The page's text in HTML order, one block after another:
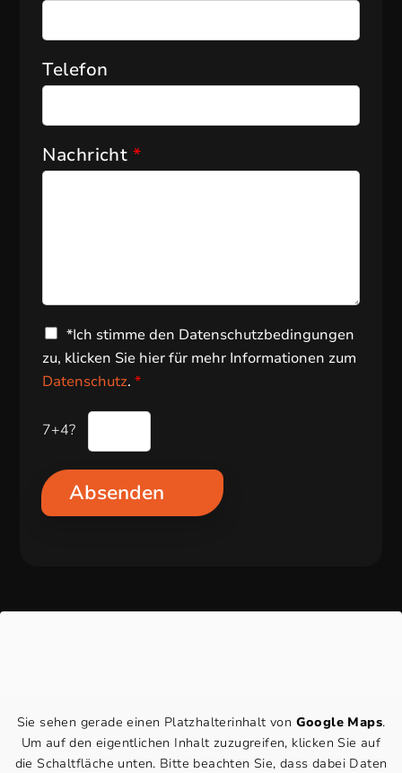
Telefon
Nachricht *
D
S
G
O
E
i
n
s
n
i
*Ich stimme den Datenschutzbedingungen
zu, klicken Sie hier für mehr Informationen zum
Datenschutz.*
S
m
-
r
7+4?
Absenden
Sie sehen gerade einen Platzhalterinhalt von Google Maps.
Um auf den eigentlichen Inhalt zuzugreifen, klicken Sie auf
die Schaltfläche unten. Bitte beachten Sie, dass dabei Daten